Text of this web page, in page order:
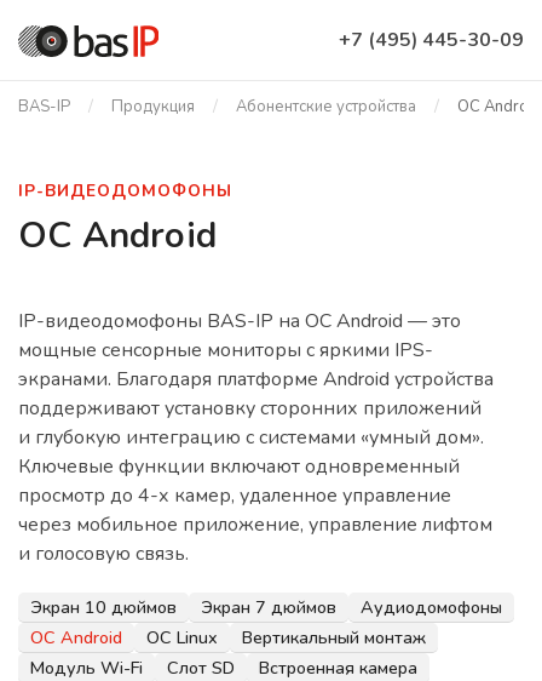
+7 (495) 445-30-09
BAS-IP Продукция Абонентские устройства ОС Android
IP-ВИДЕОДОМОФОНЫ
ОС Android
IP-видеодомофоны BAS-IP на ОС Android — это
мощные сенсорные мониторы с яркими IPS-
экранами. Благодаря платформе Android устройства
поддерживают установку сторонних приложений
и глубокую интеграцию с системами «умный дом».
Ключевые функции включают одновременный
просмотр до 4-х камер, удаленное управление
через мобильное приложение, управление лифтом
и голосовую связь.
Экран 10 дюймов Экран 7 дюймов
Аудиодомофоны
ОС Android
ОС Linux
Вертикальный монтаж
Модуль Wi-Fi
Слот SD Встроенная камера